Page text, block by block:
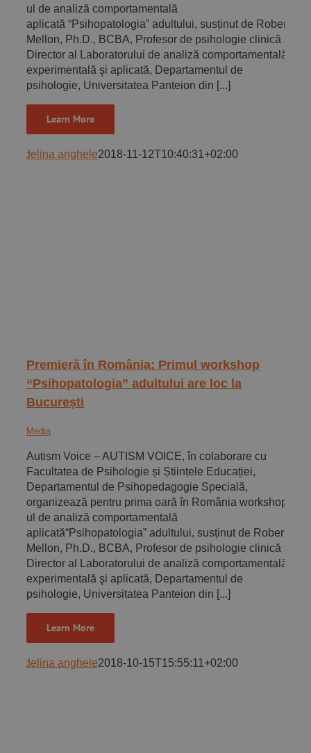
ul de analiză comportamentală
aplicată “Psihopatologia” adultului, susținut de Robert
Mellon, Ph.D., BCBA, Profesor de psihologie clinică și
Director al Laboratorului de analiză comportamentală
experimentală şi aplicată, Departamentul de
psihologie, Universitatea Panteion din [...]
Learn More
adelina anghele2018-11-12T10:40:31+02:00
Premieră în România: Primul workshop
“Psihopatologia” adultului are loc la
București
Media
Autism Voice – AUTISM VOICE, în colaborare cu
Facultatea de Psihologie și Științele Educației,
Departamentul de Psihopedagogie Specială,
organizează pentru prima oară în România workshop-
ul de analiză comportamentală
aplicată“Psihopatologia” adultului, susținut de Robert
Mellon, Ph.D., BCBA, Profesor de psihologie clinică și
Director al Laboratorului de analiză comportamentală
experimentală şi aplicată, Departamentul de
psihologie, Universitatea Panteion din [...]
Learn More
adelina anghele2018-10-15T15:55:11+02:00